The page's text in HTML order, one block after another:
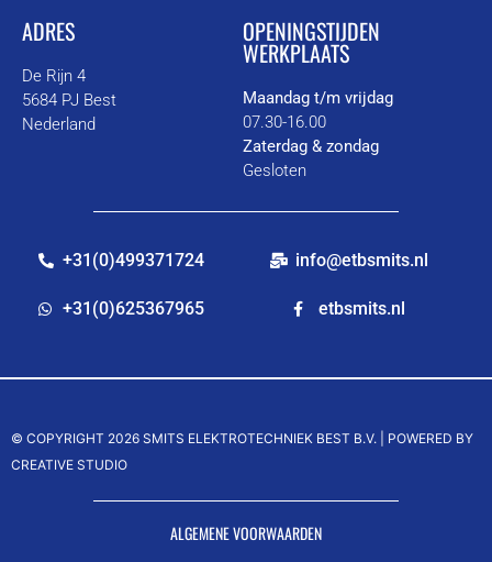
ADRES
De Rijn 4
5684 PJ Best
Nederland
OPENINGSTIJDEN
WERKPLAATS
Maandag t/m vrijdag
07.30-16.00
Zaterdag & zondag
Gesloten
+31(0)499371724
+31(0)625367965
info@etbsmits.nl
etbsmits.nl
© COPYRIGHT 2026 SMITS ELEKTROTECHNIEK BEST B.V. | POWERED BY
CREATIVE STUDIO
ALGEMENE VOORWAARDEN